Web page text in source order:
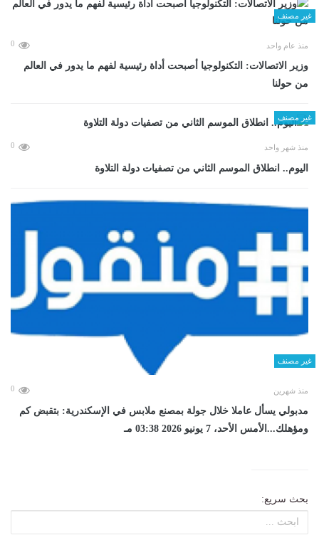
غير مصنف
منذ عام واحد 0
وزير الاتصالات: التكنولوجيا أصبحت أداة رئيسية لفهم ما يدور في العالم
من حولنا
غير مصنف
منذ شهر واحد 0
اليوم.. انطلاق الموسم الثاني من تصفيات دولة التلاوة
غير مصنف
منذ شهرين 0
مدبولي يسأل عاملا خلال جولة بمصنع ملابس في الإسكندرية: بتقبض كم
ومؤهلك...الأمس الأحد، 7 يونيو 2026 03:38 مـ
بحث سريع: